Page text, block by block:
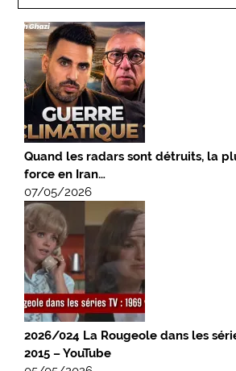
Quand les radars sont détruits, la
force en Iran…
07/05/2026
2026/024 La Rougeole dans les
2015 – YouTube